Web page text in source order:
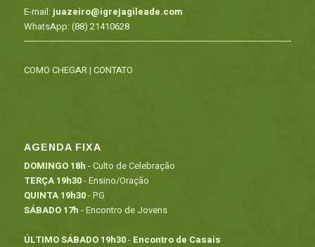
E-mail: juazeiro@igrejagileade.com
WhatsApp:(88) 21410628
COMO CHEGAR| CONTATO
AGENDA FIXA
DOMINGO 18h - Culto de Celebração
TERÇA 19h30- Ensino/Oração
QUINTA 19h30- PG
SÁBADO 17h - Encontro de Jovens
ÚLTIMO SÁBADO 19h30- Encontro de Casais